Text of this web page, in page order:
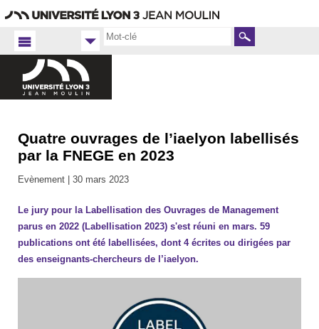
Rechercher
Accueil
FR
iaelyon
Quatre ouvrages de l’iaelyon labellisés
par la FNEGE en 2023
Evènement | 30 mars 2023
Le jury pour la Labellisation des Ouvrages de Management
parus en 2022 (Labellisation 2023) s'est réuni en mars. 59
publications ont été labellisées, dont 4 écrites ou dirigées par
des enseignants-chercheurs de l’iaelyon.